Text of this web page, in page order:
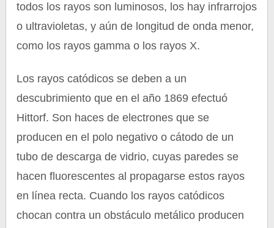
todos los rayos son luminosos, los hay infrarrojos
o ultravioletas, y aún de longitud de onda menor,
como los rayos gamma o los rayos X.
Los rayos catódicos se deben a un
descubrimiento que en el año 1869 efectuó
Hittorf. Son haces de electrones que se
producen en el polo negativo o cátodo de un
tubo de descarga de vidrio, cuyas paredes se
hacen fluorescentes al propagarse estos rayos
en línea recta. Cuando los rayos catódicos
chocan contra un obstáculo metálico producen